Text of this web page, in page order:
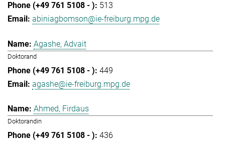
513
abiniagbomson@ie-freiburg.mpg.de
Agashe, Advait
Doktorand
449
agashe@ie-freiburg.mpg.de
Ahmed, Firdaus
Doktorandin
436